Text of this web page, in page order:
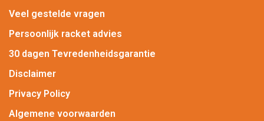
Veel gestelde vragen
Persoonlijk racket advies
30 dagen Tevredenheidsgarantie
Disclaimer
Privacy Policy
Algemene voorwaarden